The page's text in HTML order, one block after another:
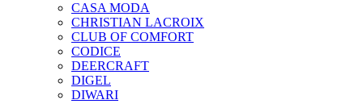
CASA MODA
CHRISTIAN LACROIX
CLUB OF COMFORT
CODICE
DEERCRAFT
DIGEL
DIWARI